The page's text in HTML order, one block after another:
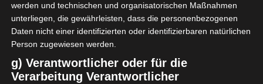
werden und technischen und organisatorischen Maßnahmen
unterliegen, die gewährleisten, dass die personenbezogenen
Daten nicht einer identifizierten oder identifizierbaren natürlichen
Person zugewiesen werden.
g) Verantwortlicher oder für die
Verarbeitung Verantwortlicher